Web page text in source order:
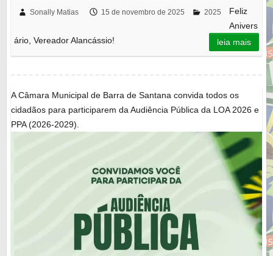
Sonally Matias 15 de novembro de 2025 2025
Feliz
Anivers
ário, Vereador Alancássio!
leia mais
A Câmara Municipal de Barra de Santana convida todos os
cidadãos para participarem da Audiência Pública da LOA 2026 e
PPA (2026-2029).